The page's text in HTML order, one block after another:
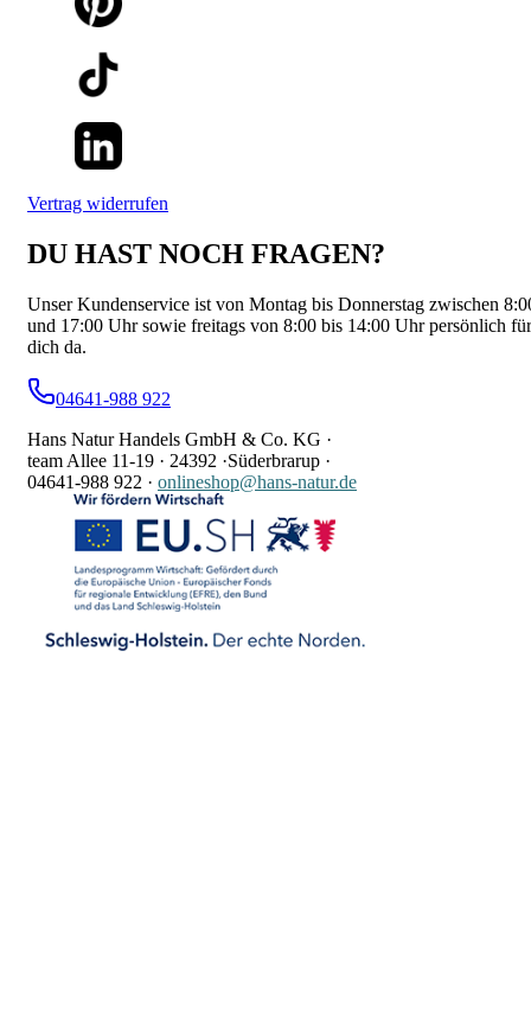
Vertrag widerrufen
DU HAST NOCH FRAGEN?
Unser Kundenservice ist von Montag bis Donnerstag zwischen
und 17:00 Uhr sowie freitags von 8:00 bis 14:00 Uhr persönlich für
dich da.
04641-988 922
Hans Natur Handels GmbH & Co. KG ·
team Allee 11-19 · 24392 ·Süderbrarup ·
04641-988 922 · onlineshop@hans-natur.de